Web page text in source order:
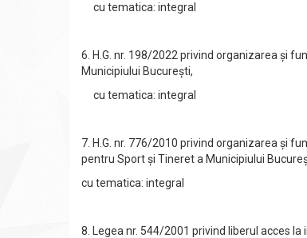
cu tematica: integral
6. H.G. nr. 198/2022 privind organizarea și
Municipiului București,
cu tematica: integral
7. H.G. nr. 776/2010 privind organizarea și
pentru Sport și Tineret a Municipiului
cu tematica: integral
8. Legea nr. 544/2001 privind liberul acces